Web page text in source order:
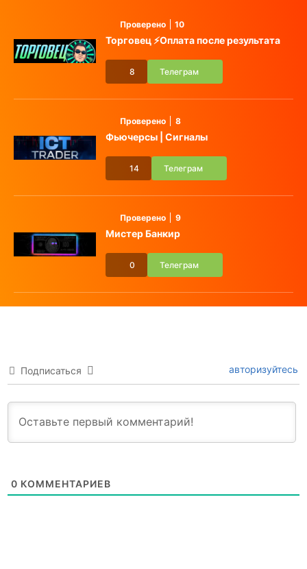
Проверено 10
Торговец ⚡️Оплата после результата
8 Телеграм
Проверено 8
Фьючерсы | Сигналы
14 Телеграм
Проверено 9
Мистер Банкир
0 Телеграм
Подписаться авторизуйтесь
0 КОММЕНТАРИЕВ